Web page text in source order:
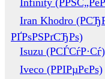
Infinity
Iran Khodro
РҐРѕРЅРґСЂРѕ)
Isuzu (РСЃСѓР·Сѓ)
Iveco (РРІРµРєРѕ)